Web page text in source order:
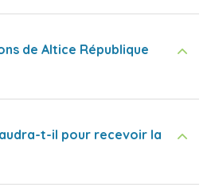
de Altice République
t-il pour recevoir la